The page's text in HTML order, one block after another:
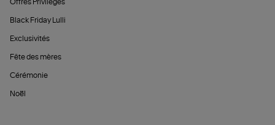
Offres Privilèges
Black Friday Lulli
Exclusivités
Fête des mères
Cérémonie
Noël